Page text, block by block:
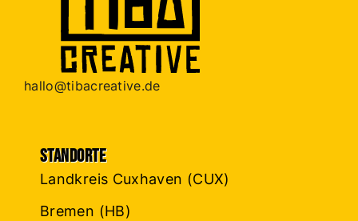
hallo@tibacreative.de
Standorte
Landkreis Cuxhaven (CUX)
Bremen (HB)